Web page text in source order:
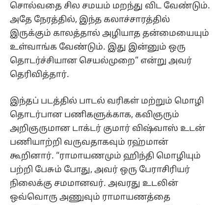
சொல்வதை சில சமயம் மறந்து விட வேண்டும்.
அதே நேரத்தில், இந்த கலாச்சாரத்தில்
இருக்கும் காலத்தால் அழியாத தன்மையையும்
உள்வாங்க வேண்டும். இது இன்னும் ஒரு
தொடர்ச்சியான செயல்முறை” என்று அவர்
தெரிவித்தார்.
இந்தப் படத்தில் பாடல் வரிகள் மற்றும் மொழி
தொடர்பான பணிகளுக்காக, கவிஞரும்
அறிஞருமான டாக்டர் குமார் விஷ்வாஸ் உடன்
பணியாற்றி வருவதாகவும் ரஹ்மான்
கூறினார். “ராமாயணமும் ஹிந்தி மொழியும்
பற்றி பேசும் போது, அவர் ஒரு பேராசிரியர்
நிலைக்கு சமமானவர். அவரது உடலின்
ஒவ்வொரு அணுவும் ராமாயணத்தை